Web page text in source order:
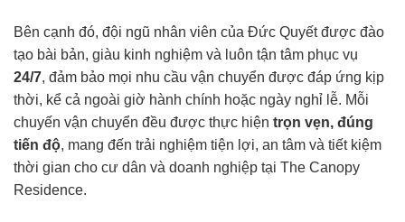
Bên cạnh đó, đội ngũ nhân viên của Đức Quyết được đào
tạo bài bản, giàu kinh nghiệm và luôn tận tâm phục vụ
24/7, đảm bảo mọi nhu cầu vận chuyển được đáp ứng kịp
thời, kể cả ngoài giờ hành chính hoặc ngày nghỉ lễ. Mỗi
chuyến vận chuyển đều được thực hiện trọn vẹn, đúng
tiến độ, mang đến trải nghiệm tiện lợi, an tâm và tiết kiệm
thời gian cho cư dân và doanh nghiệp tại The Canopy
Residence.